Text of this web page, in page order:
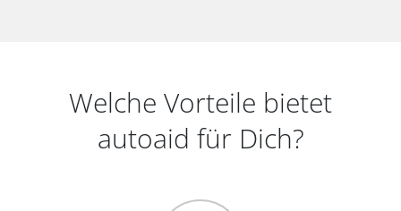
Welche Vorteile bietet
autoaid für Dich?